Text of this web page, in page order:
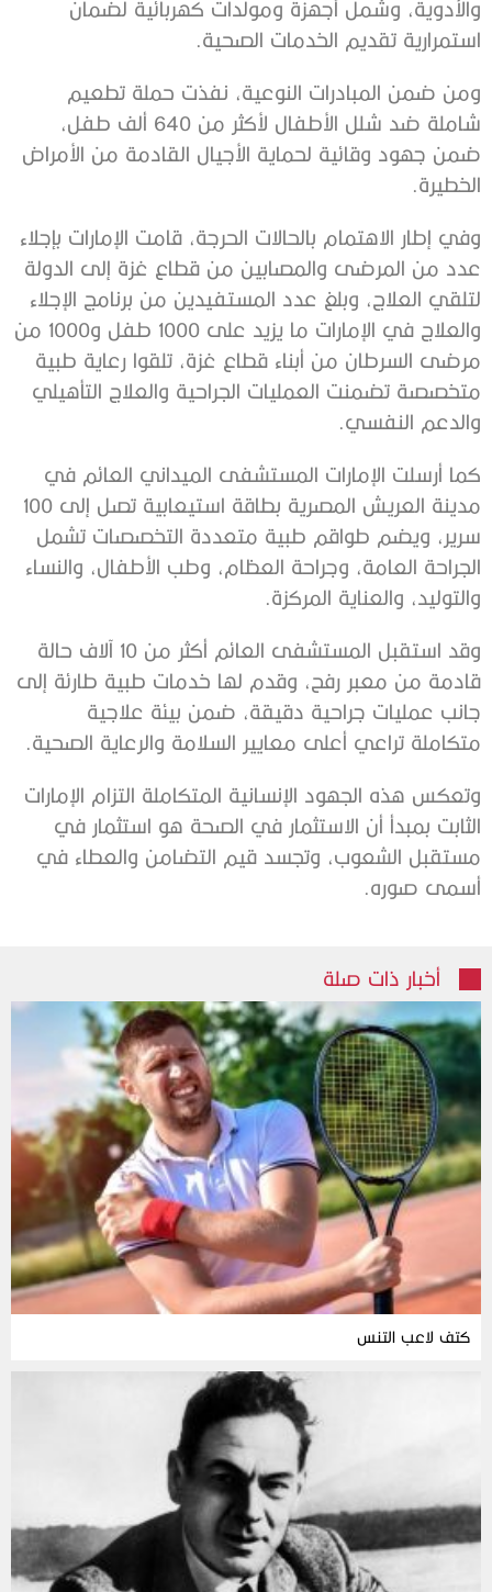
والأدوية، وشمل أجهزة ومولدات كهربائية لضمان
استمرارية تقديم الخدمات الصحية.
ومن ضمن المبادرات النوعية، نفذت حملة تطعيم
شاملة ضد شلل الأطفال لأكثر من 640 ألف طفل،
ضمن جهود وقائية لحماية الأجيال القادمة من الأمراض
الخطيرة.
وفي إطار الاهتمام بالحالات الحرجة، قامت الإمارات بإجلاء
عدد من المرضى والمصابين من قطاع غزة إلى الدولة
لتلقي العلاج، وبلغ عدد المستفيدين من برنامج الإجلاء
والعلاج في الإمارات ما يزيد على 1000 طفل و1000 من
مرضى السرطان من أبناء قطاع غزة، تلقوا رعاية طبية
متخصصة تضمنت العمليات الجراحية والعلاج التأهيلي
والدعم النفسي.
كما أرسلت الإمارات المستشفى الميداني العائم في
مدينة العريش المصرية بطاقة استيعابية تصل إلى 100
سرير، ويضم طواقم طبية متعددة التخصصات تشمل
الجراحة العامة، وجراحة العظام، وطب الأطفال، والنساء
والتوليد، والعناية المركزة.
وقد استقبل المستشفى العائم أكثر من 10 آلاف حالة
قادمة من معبر رفح، وقدم لها خدمات طبية طارئة إلى
جانب عمليات جراحية دقيقة، ضمن بيئة علاجية
متكاملة تراعي أعلى معايير السلامة والرعاية الصحية.
وتعكس هذه الجهود الإنسانية المتكاملة التزام الإمارات
الثابت بمبدأ أن الاستثمار في الصحة هو استثمار في
مستقبل الشعوب، وتجسد قيم التضامن والعطاء في
أسمى صوره.
أخبار ذات صلة
كتف لاعب التنس